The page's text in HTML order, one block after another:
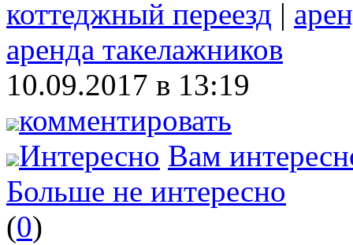
коттеджный переезд |
аренда такелажников
10.09.2017 в 13:19
комментировать
Интересно Вам
Больше не интересно
(0)